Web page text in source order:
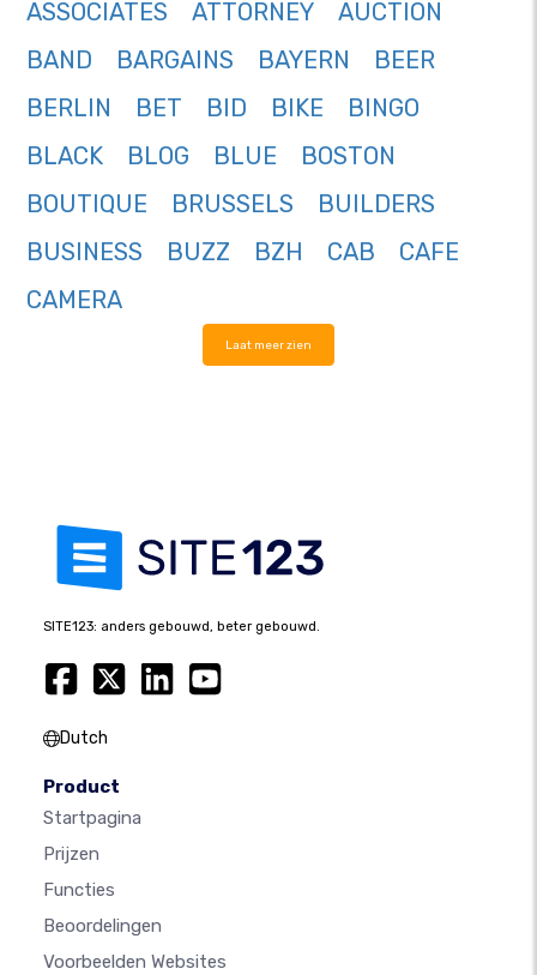
ASSOCIATES
ATTORNEY
AUCTION
BAND
BARGAINS BAYERN
BEER
BERLIN
BET BID BIKE
BINGO
BLACK
BLOG BLUE
BOSTON
BOUTIQUE
BRUSSELS
BUILDERS
BUSINESS
BUZZ BZH CAB
CAFE
CAMERA
Laat meer zien
SITE123: anders gebouwd, beter gebouwd.
Dutch
Product
Startpagina
Prijzen
Functies
Beoordelingen
Voorbeelden Websites